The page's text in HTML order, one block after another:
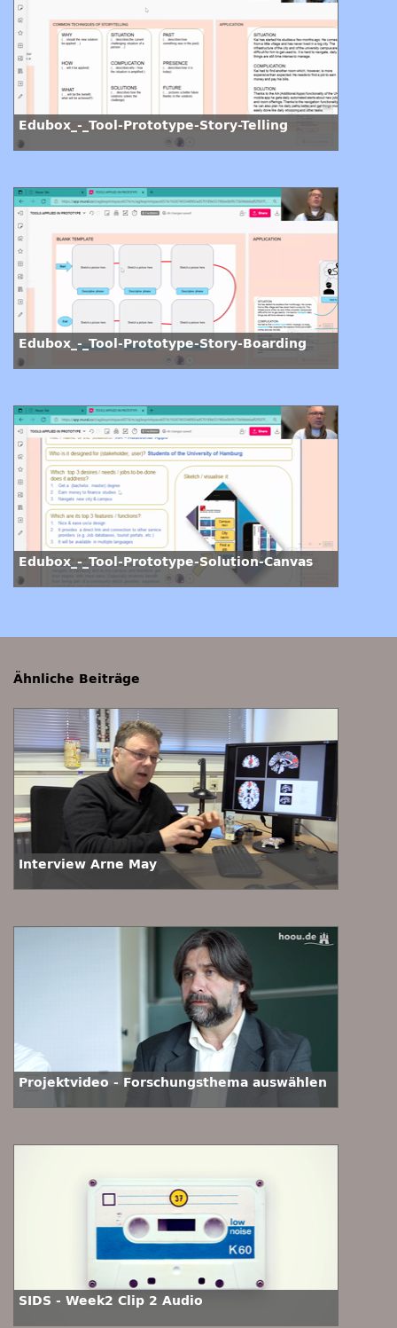
Edubox_-_Tool-Prototype-Story-Telling
Edubox_-_Tool-Prototype-Story-Boarding
Edubox_-_Tool-Prototype-Solution-Canvas
Ähnliche Beiträge
Interview Arne May
Projektvideo - Forschungsthema auswählen
SIDS - Week2 Clip 2 Audio